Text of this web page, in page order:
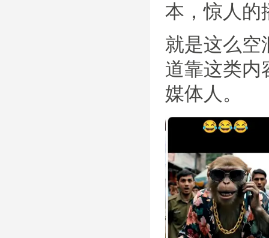
本，惊人的
就是这么空
道靠这类内
媒体人。